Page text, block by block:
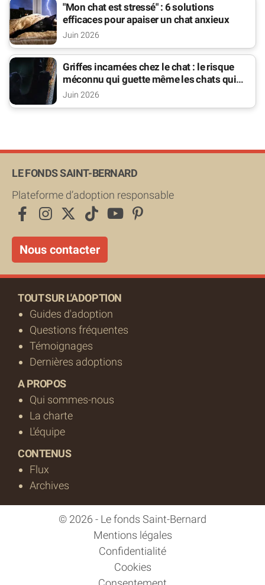
"Mon chat est stressé" : 6 solutions
efficaces pour apaiser un chat anxieux
Juin 2026
Griffes incarnées chez le chat : le risque
méconnu qui guette même les chats qui
sortent
Juin 2026
LE FONDS SAINT-BERNARD
Plateforme d’adoption responsable
Nous contacter
TOUT SUR L'ADOPTION
Guides d'adoption
Questions fréquentes
Témoignages
Dernières adoptions
A PROPOS
Qui sommes-nous
La charte
L'équipe
CONTENUS
Flux
Archives
© 2026 - Le fonds Saint-Bernard
Mentions légales
Confidentialité
Cookies